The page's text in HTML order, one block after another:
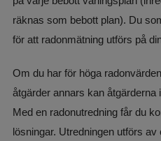
räknas som bebott plan). Du
för att radonmätning utförs på
Om du har för höga
åtgärder annars kan
Med en radonutredning får du
lösningar. Utredningen utförs